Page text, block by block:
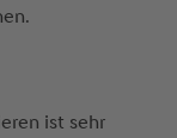
ist sehr